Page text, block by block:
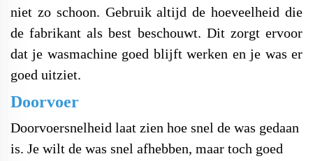
niet zo schoon. Gebruik altijd de hoeveelheid die
de fabrikant als best beschouwt. Dit zorgt ervoor
dat je wasmachine goed blijft werken en je was er
goed uitziet.
Doorvoer
Doorvoersnelheid laat zien hoe snel de was gedaan
is. Je wilt de was snel afhebben, maar toch goed